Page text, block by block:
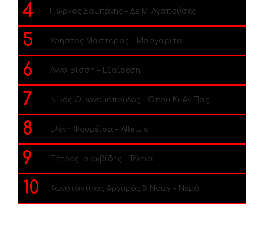
4 Γιώργος Σαμπάνης – Δε Μ’ Αγαπούσες
5 Χρήστος Μάστορας – Μαργαρίτα
6 Άννα Βίσση – Εξαίρεση
7 Νίκος Οικονομόπουλος – Όπου Κι Αν Πας
8 Ελένη Φουρέιρα – Alleluia
9 Πέτρος Ιακωβίδης – Τέλεια
10 Κωνσταντίνος Αργυρός & Noizy – Νερό